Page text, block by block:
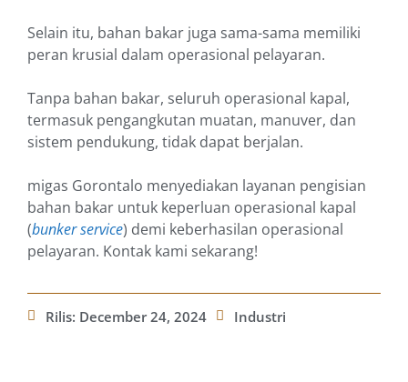
Selain itu, bahan bakar juga sama-sama memiliki
peran krusial dalam operasional pelayaran.
Tanpa bahan bakar, seluruh operasional kapal,
termasuk pengangkutan muatan, manuver, dan
sistem pendukung, tidak dapat berjalan.
migas Gorontalo menyediakan layanan pengisian
bahan bakar untuk keperluan operasional kapal
(bunker service) demi keberhasilan operasional
pelayaran. Kontak kami sekarang!
Rilis: December 24, 2024 Industri